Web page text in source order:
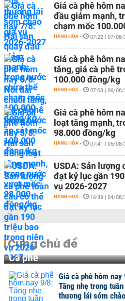
Giá cà phê hôm
đầu giảm mạnh,
chạm mốc
HÀNG HÓA - 07:22 | 07/08/
Giá cà phê hôm
tăng, giá cà phê
100.000 đồng/kg
HÀNG HÓA - 07:08 | 06/08/
Giá cà phê hôm
loạt tăng mạnh,
98.000 đồng/kg
HÀNG HÓA - 07:41 | 05/08/
USDA: Sản lượng
đạt kỷ lục gần
vụ 2026-2027
HÀNG HÓA - 16:39 | 04/08/
Cùng chủ đề
Cà phê
Giá cà phê hôm
Tăng nhẹ trong tuần
thương lái sớm